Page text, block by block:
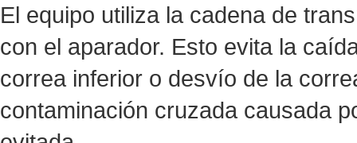
El equipo utiliza la cadena de
con el aparador. Esto evita la
correa inferior o desvío de la
contaminación cruzada causada